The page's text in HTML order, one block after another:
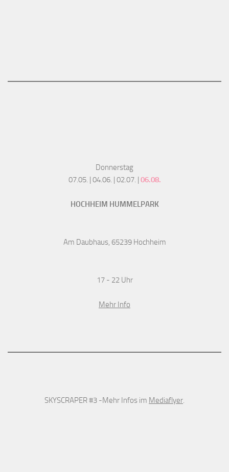
Donnerstag
07.05. | 04.06. | 02.07. | 06.08.
HOCHHEIM HUMMELPARK
Am Daubhaus, 65239 Hochheim
17 - 22 Uhr
Mehr Info
SKYSCRAPER #3 -Mehr Infos im Mediaflyer.